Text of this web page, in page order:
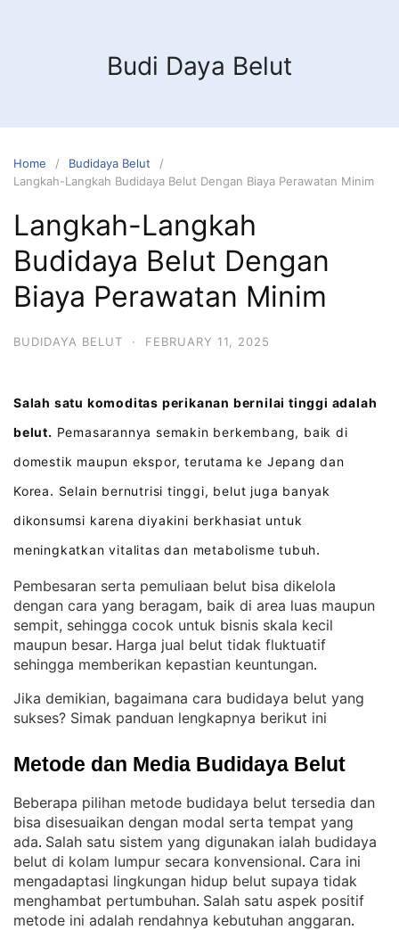
Budi Daya Belut
Home
Budidaya Belut
Langkah-Langkah Budidaya Belut Dengan Biaya Perawatan Minim
Langkah-Langkah
Budidaya Belut Dengan
Biaya Perawatan Minim
BUDIDAYA BELUT · FEBRUARY 11, 2025
Salah satu komoditas perikanan bernilai tinggi adalah
belut. Pemasarannya semakin berkembang, baik di
domestik maupun ekspor, terutama ke Jepang dan
Korea. Selain bernutrisi tinggi, belut juga banyak
dikonsumsi karena diyakini berkhasiat untuk
meningkatkan vitalitas dan metabolisme tubuh.
Pembesaran serta pemuliaan belut bisa dikelola
dengan cara yang beragam, baik di area luas maupun
sempit, sehingga cocok untuk bisnis skala kecil
maupun besar. Harga jual belut tidak fluktuatif
sehingga memberikan kepastian keuntungan.
Jika demikian, bagaimana cara budidaya belut yang
sukses? Simak panduan lengkapnya berikut ini
Metode dan Media Budidaya Belut
Beberapa pilihan metode budidaya belut tersedia dan
bisa disesuaikan dengan modal serta tempat yang
ada. Salah satu sistem yang digunakan ialah budidaya
belut di kolam lumpur secara konvensional. Cara ini
mengadaptasi lingkungan hidup belut supaya tidak
menghambat pertumbuhan. Salah satu aspek positif
metode ini adalah rendahnya kebutuhan anggaran.